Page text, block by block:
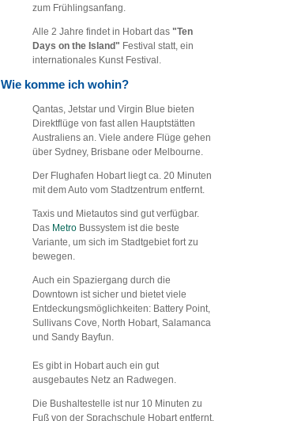
zum Frühlingsanfang.
Alle 2 Jahre findet in Hobart das "Ten
Days on the Island" Festival statt, ein
internationales Kunst Festival.
Wie komme ich wohin?
Qantas, Jetstar und Virgin Blue bieten
Direktflüge von fast allen Hauptstätten
Australiens an. Viele andere Flüge gehen
über Sydney, Brisbane oder Melbourne.
Der Flughafen Hobart liegt ca. 20 Minuten
mit dem Auto vom Stadtzentrum entfernt.
Taxis und Mietautos sind gut verfügbar.
Das Metro Bussystem ist die beste
Variante, um sich im Stadtgebiet fort zu
bewegen.
Auch ein Spaziergang durch die
Downtown ist sicher und bietet viele
Entdeckungsmöglichkeiten: Battery Point,
Sullivans Cove, North Hobart, Salamanca
und Sandy Bayfun.
Es gibt in Hobart auch ein gut
ausgebautes Netz an Radwegen.
Die Bushaltestelle ist nur 10 Minuten zu
Fuß von der Sprachschule Hobart entfernt.